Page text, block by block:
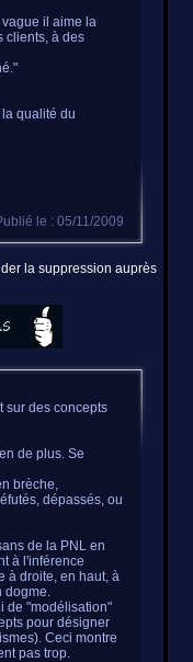
il aime la
clients, à des
qualité du
le : 05/11/2009
la suppression auprès
sur des concepts
de plus. Se
brèche,
dépassés, ou
de la PNL en
à l'inférence
à droite, en haut, à
dogme.
de "modélisation"
pour désigner
Ceci montre
pas trop.